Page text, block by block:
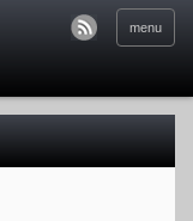
menu